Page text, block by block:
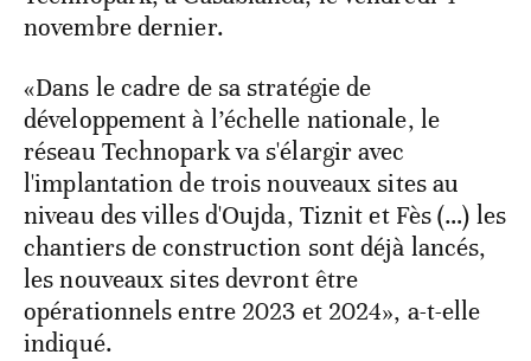
novembre dernier.
«Dans le cadre de sa stratégie de
développement à l’échelle nationale, le
réseau Technopark va s'élargir avec
l'implantation de trois nouveaux sites au
niveau des villes d'Oujda, Tiznit et Fès (…) les
chantiers de construction sont déjà lancés,
les nouveaux sites devront être
opérationnels entre 2023 et 2024», a-t-elle
indiqué.